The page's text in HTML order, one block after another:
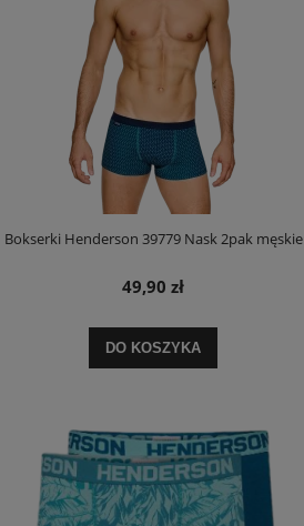
DO KOSZYKA
Koszula henderson 44477 Edris damska kr.
rękaw
Bokserki Henderson 39779 Nask 2pak męskie
49,90 zł
DO KOSZYKA